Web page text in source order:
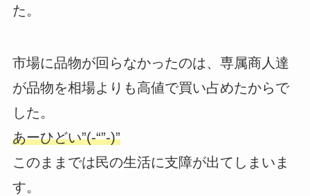
た。
市場に品物が回らなかったのは、専属商人達
が品物を相場よりも高値で買い占めたからで
した。
あーひどい”(-“”-)”
このままでは民の生活に支障が出てしまいま
す。